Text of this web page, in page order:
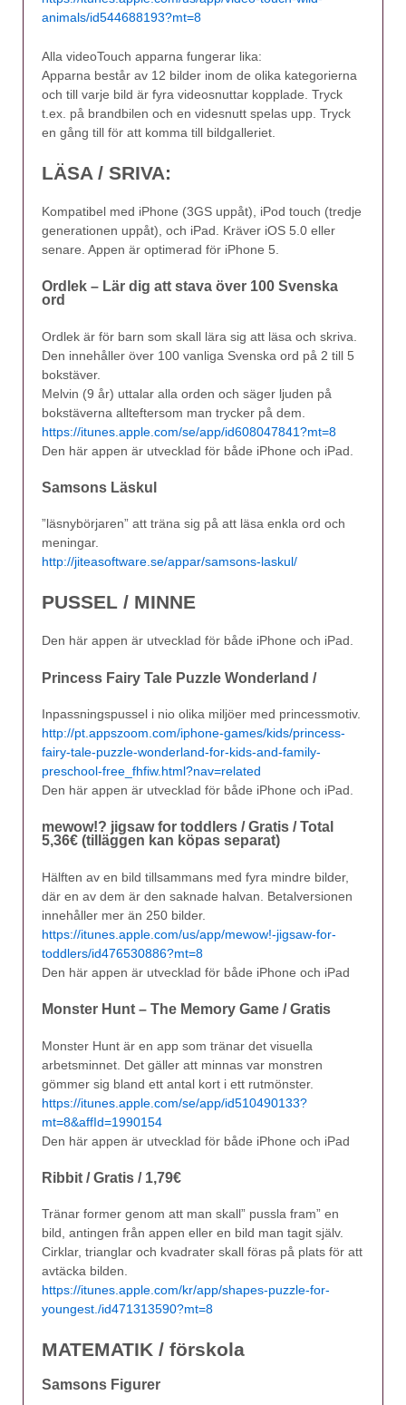
animals/id544688193?mt=8
Alla videoTouch apparna fungerar lika:
Apparna består av 12 bilder inom de olika kategorierna
och till varje bild är fyra videosnuttar kopplade. Tryck
t.ex. på brandbilen och en videsnutt spelas upp. Tryck
en gång till för att komma till bildgalleriet.
LÄSA / SRIVA:
Kompatibel med iPhone (3GS uppåt), iPod touch (tredje
generationen uppåt), och iPad. Kräver iOS 5.0 eller
senare. Appen är optimerad för iPhone 5.
Ordlek – Lär dig att stava över 100 Svenska
ord
Ordlek är för barn som skall lära sig att läsa och skriva.
Den innehåller över 100 vanliga Svenska ord på 2 till 5
bokstäver.
Melvin (9 år) uttalar alla orden och säger ljuden på
bokstäverna allteftersom man trycker på dem.
https://itunes.apple.com/se/app/id608047841?mt=8
Den här appen är utvecklad för både iPhone och iPad.
Samsons Läskul
”läsnybörjaren” att träna sig på att läsa enkla ord och
meningar.
http://jiteasoftware.se/appar/samsons-laskul/
PUSSEL / MINNE
Den här appen är utvecklad för både iPhone och iPad.
Princess Fairy Tale Puzzle Wonderland /
Inpassningspussel i nio olika miljöer med princessmotiv.
http://pt.appszoom.com/iphone-games/kids/princess-
fairy-tale-puzzle-wonderland-for-kids-and-family-
preschool-free_fhfiw.html?nav=related
Den här appen är utvecklad för både iPhone och iPad.
mewow!? jigsaw for toddlers / Gratis / Total
5,36€ (tilläggen kan köpas separat)
Hälften av en bild tillsammans med fyra mindre bilder,
där en av dem är den saknade halvan. Betalversionen
innehåller mer än 250 bilder.
https://itunes.apple.com/us/app/mewow!-jigsaw-for-
toddlers/id476530886?mt=8
Den här appen är utvecklad för både iPhone och iPad
Monster Hunt – The Memory Game / Gratis
Monster Hunt är en app som tränar det visuella
arbetsminnet. Det gäller att minnas var monstren
gömmer sig bland ett antal kort i ett rutmönster.
https://itunes.apple.com/se/app/id510490133?
mt=8&affId=1990154
Den här appen är utvecklad för både iPhone och iPad
Ribbit / Gratis / 1,79€
Tränar former genom att man skall” pussla fram” en
bild, antingen från appen eller en bild man tagit själv.
Cirklar, trianglar och kvadrater skall föras på plats för att
avtäcka bilden.
https://itunes.apple.com/kr/app/shapes-puzzle-for-
youngest./id471313590?mt=8
MATEMATIK / förskola
Samsons Figurer